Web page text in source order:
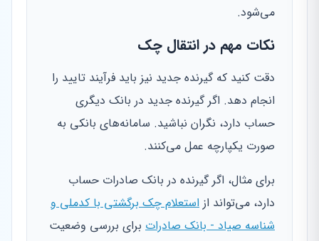
می‌شود.
نکات مهم در انتقال چک
دقت کنید که گیرنده جدید نیز باید فرآیند تایید را
انجام دهد. اگر گیرنده جدید در بانک دیگری
حساب دارد، نگران نباشید. سامانه‌های بانکی به
صورت یکپارچه عمل می‌کنند.
برای مثال، اگر گیرنده در بانک صادرات حساب
دارد، می‌تواند از استعلام چک برگشتی با کدملی و
شناسه صیاد - بانک صادرات برای بررسی وضعیت